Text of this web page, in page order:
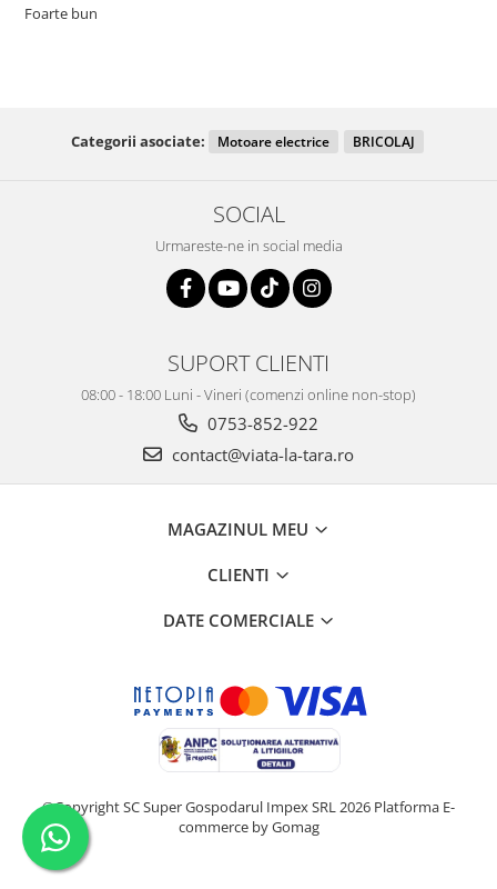
Foarte bun
Categorii asociate: Motoare electrice BRICOLAJ
SOCIAL
Urmareste-ne in social media
SUPORT CLIENTI
08:00 - 18:00 Luni - Vineri (comenzi online non-stop)
0753-852-922
contact@viata-la-tara.ro
MAGAZINUL MEU
CLIENTI
DATE COMERCIALE
©Copyright SC Super Gospodarul Impex SRL 2026 Platforma E-
commerce by Gomag